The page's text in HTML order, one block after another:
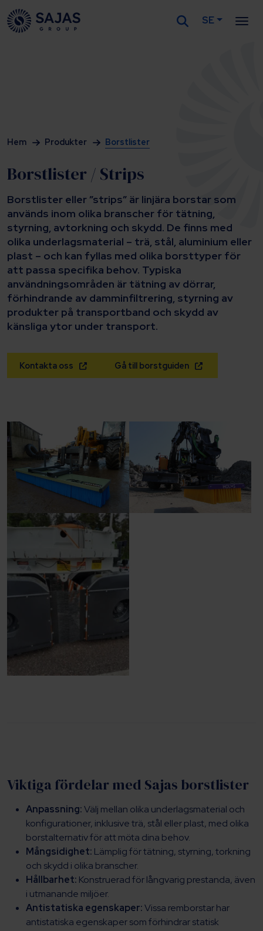
Siirry sisältöön
SE
Hem Produkter Borstlister
Borstlister / Strips
Borstlister eller ”strips” är linjära borstar som
används inom olika branscher för tätning,
styrning, avtorkning och skydd. De finns med
olika underlagsmaterial – trä, stål, aluminium eller
plast – och kan fyllas med olika borsttyper för
att passa specifika behov. Typiska
användningsområden är tätning av dörrar,
förhindrande av damminfiltrering, styrning av
produkter på transportband och skydd av
känsliga ytor under transport.
Kontakta oss Gå till borstguiden
Viktiga fördelar med Sajas borstlister
Anpassning:Välj mellan olika underlagsmaterial och
konfigurationer, inklusive trä, stål eller plast, med olika
borstalternativ för att möta dina behov.
Mångsidighet: Lämplig för tätning, styrning, torkning
och skydd i olika branscher.
Hållbarhet: Konstruerad för långvarig prestanda, även
i utmanande miljöer.
Antistatiska egenskaper:Vissa remborstar har
antistatiska egenskaper som förhindrar statisk